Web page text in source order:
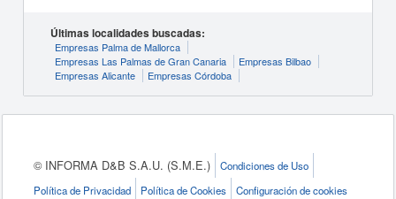
Últimas localidades buscadas:
Empresas Palma de Mallorca
Empresas Las Palmas de Gran Canaria
Empresas Bilbao
Empresas Alicante
Empresas Córdoba
© INFORMA D&B S.A.U. (S.M.E.)
Condiciones de Uso
Política de Privacidad
Política de Cookies Configuración de cookies